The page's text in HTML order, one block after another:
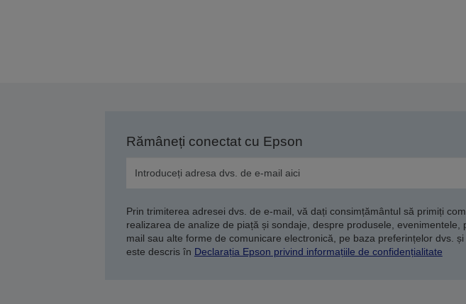
Rămâneți conectat cu Epson
Prin trimiterea adresei dvs. de e-mail, vă dați consimțământul să primiți
realizarea de analize de piață și sondaje, despre produsele, evenimentele,
mail sau alte forme de comunicare electronică, pe baza preferințelor dvs.
este descris în Declarația Epson privind informațiile de confidențialitate